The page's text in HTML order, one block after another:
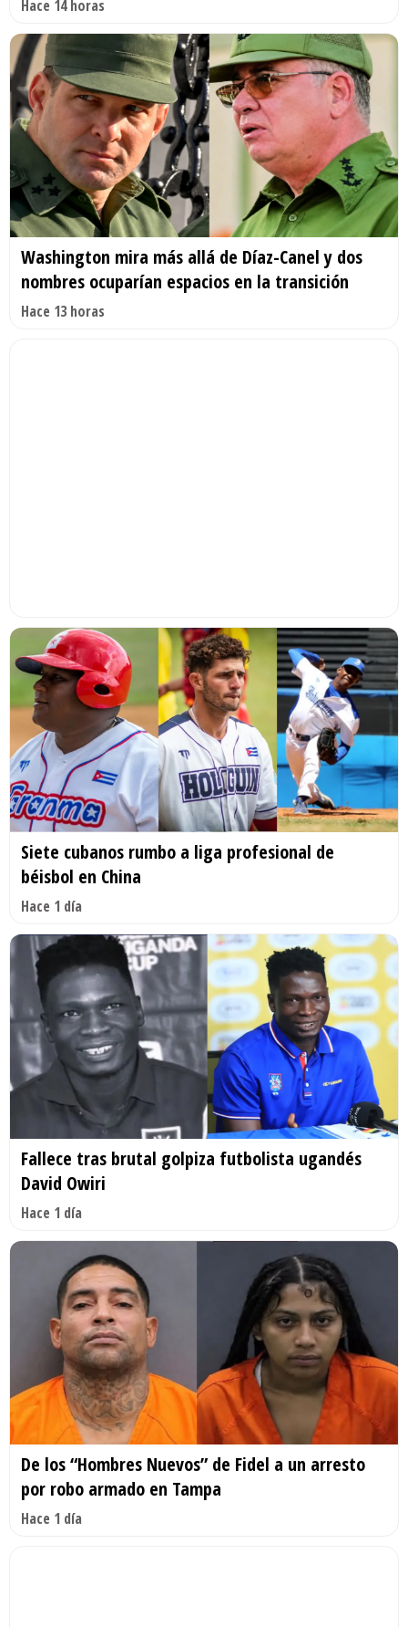
Hace 14 horas
Washington mira más allá de Díaz-Canel y dos
nombres ocuparían espacios en la transición
Hace 13 horas
Siete cubanos rumbo a liga profesional de
béisbol en China
Hace 1 día
Fallece tras brutal golpiza futbolista ugandés
David Owiri
Hace 1 día
De los “Hombres Nuevos” de Fidel a un arresto
por robo armado en Tampa
Hace 1 día